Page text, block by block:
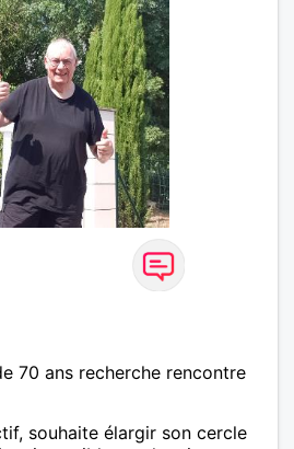
70 ans recherche rencontre
souhaite élargir son cercle